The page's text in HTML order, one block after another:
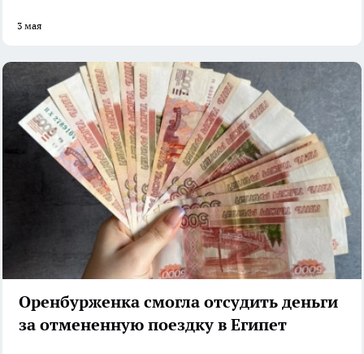
3 мая
Оренбурженка смогла отсудить деньги
за отмененную поездку в Египет